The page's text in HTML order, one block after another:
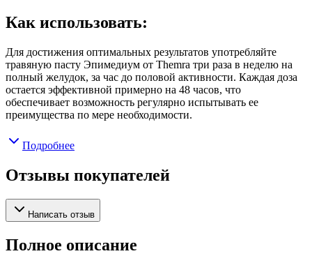
Как использовать:
Для достижения оптимальных результатов употребляйте
травяную пасту Эпимедиум от Themra три раза в неделю на
полный желудок, за час до половой активности. Каждая доза
остается эффективной примерно на 48 часов, что
обеспечивает возможность регулярно испытывать ее
преимущества по мере необходимости.
Подробнее
Отзывы покупателей
Написать отзыв
Полное описание